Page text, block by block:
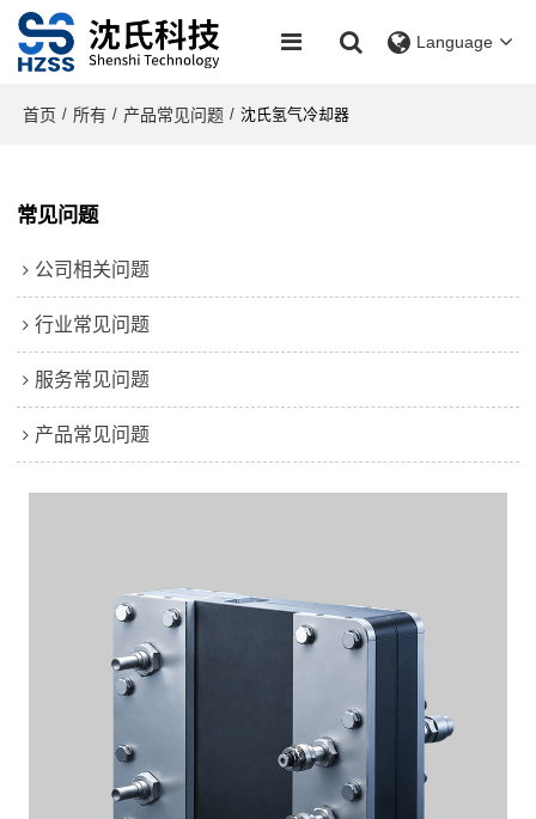
Language
首页 / 所有 / 产品常见问题 / 沈氏氢气冷却器
常见问题
公司相关问题
行业常见问题
服务常见问题
产品常见问题